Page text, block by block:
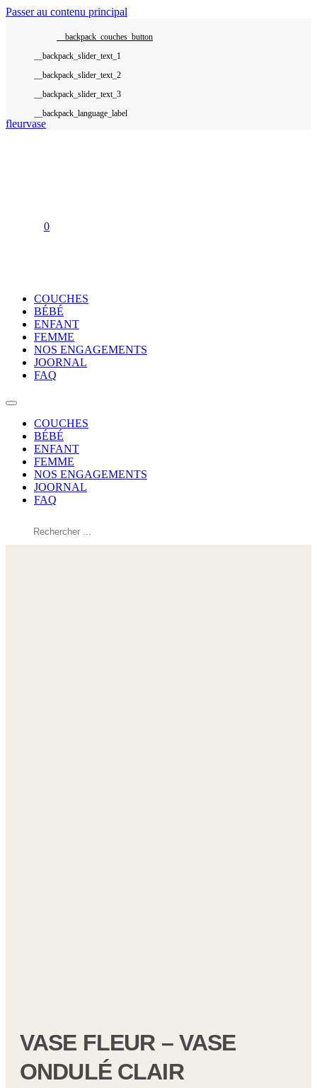
Passer au contenu principal
__backpack_couches_button
__backpack_language_label
0
COUCHES
BÉBÉ
ENFANT
FEMME
NOS ENGAGEMENTS
JOORNAL
FAQ
COUCHES
BÉBÉ
ENFANT
FEMME
NOS ENGAGEMENTS
JOORNAL
FAQ
fleurvase
Rechercher
VASE FLEUR – VASE
ONDULÉ CLAIR